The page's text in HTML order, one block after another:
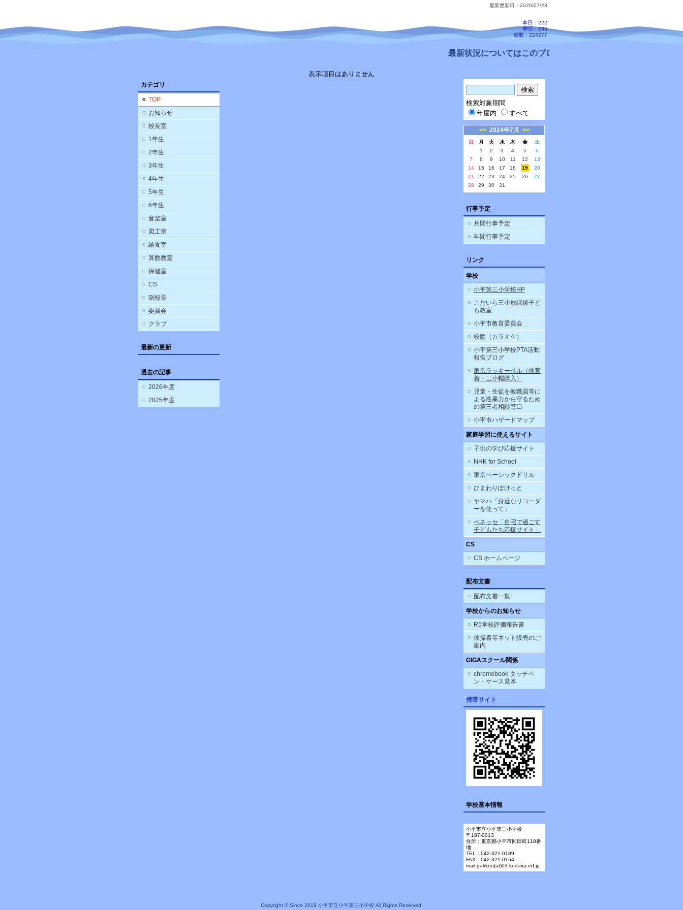
最新更新日：2026/07/23
本日： 222
昨日：235
総数：224277
最新状況についてはこのブログ、配信メールをご確認ください。
カテゴリ
TOP
お知らせ
校長室
1年生
2年生
3年生
4年生
5年生
6年生
音楽室
図工室
給食室
算数教室
保健室
CS
副校長
委員会
クラブ
最新の更新
過去の記事
2026年度
2025年度
表示項目はありません
検索対象期間
年度内
すべて
<< 2024年7月 >>
日 月 火 水 木 金
土
1
2 3 4 5
6
7
8 9 10 11 12
13
14
15 16 17 18 19
20
21
22 23 24 25 26
27
28
29 30 31
行事予定
月間行事予定
年間行事予定
リンク
学校
小平第三小学校HP
こだいら三小放課後子ど
も教室
小平市教育委員会
校歌（カラオケ）
小平第三小学校PTA活動
報告ブログ
東京ラッキーベル（体育
着・三小帽購入）
児童・生徒を教職員等に
よる性暴力から守るため
の第三者相談窓口
小平市ハザードマップ
家庭学習に使えるサイト
子供の学び応援サイト
NHK for School
東京ベーシックドリル
ひまわりぽけっと
ヤマハ「身近なリコーダ
ーを使って」
ベネッセ「自宅で過ごす
子どもたち応援サイト」
CS
CS ホームページ
配布文書
配布文書一覧
学校からのお知らせ
R5学校評価報告書
体操着等ネット販売のご
案内
GIGAスクール関係
chromebook タッチペ
ン・ケース見本
携帯サイト
学校基本情報
小平市立小平第三小学校
〒187-0013
住所：東京都小平市回田町118番
地
TEL：042-321-0189
FAX：042-321-0164
mail:gakkou(at)03.kodaira.ed.jp
Copyright © Since 2019 小平市立小平第三小学校 All Rights Reserved.